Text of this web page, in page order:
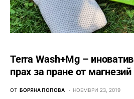
Terra Wash+Mg –
прах за пране от магнезий
ОТ БОРЯНА ПОПОВА НОЕМВРИ 23, 2019